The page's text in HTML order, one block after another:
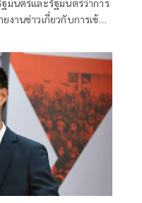
มนตรีและรัฐมนตรีว่าการ
งานข่าวเกี่ยวกับการเข้า
ดขึ้นภายหลังการประชุม
างประเทศอ